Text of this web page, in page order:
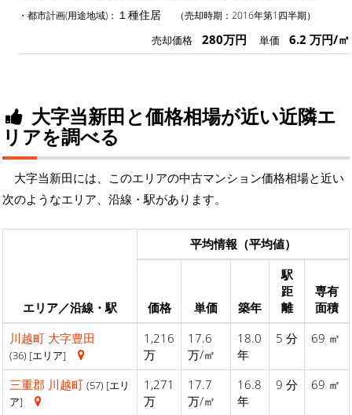
・都市計画(用途地域)： １種住居 （売却時期：2016年第1四半期）
売却価格 280万円 単価 6.2 万円/㎡
大字当新田と価格相場が近い近隣エ
リアを調べる
大字当新田には、このエリアの中古マンション価格相場と近い
次のようなエリア、沿線・駅があります。
エリア／沿線・駅
平均情報（平均値）
価格 単価 築年
駅
距
離
専有
面積
川越町 大字豊田
(36) [エリア]
1,216
万
17.6
万/㎡
18.0
年
5 分 69 ㎡
三重郡 川越町 (57) [エリ
ア]
1,271
万
17.7
万/㎡
16.8
年
9 分 69 ㎡